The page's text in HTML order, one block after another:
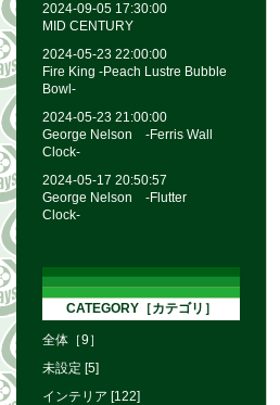
2024-09-05 17:30:00
MID CENTURY
2024-05-23 22:00:00
Fire King -Peach Lustre Bubble
Bowl-
2024-05-23 21:00:00
George Nelson -Ferris Wall
Clock-
2024-05-17 20:50:57
George Nelson -Flutter
Clock-
CATEGORY［カテゴリ］
全体［9］
未設定 [5]
インテリア [122]